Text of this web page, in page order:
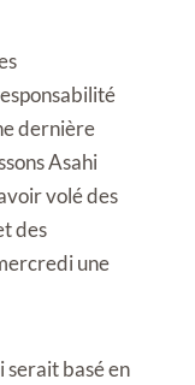
dernière
Asahi
volé des
des
une
serait basé en